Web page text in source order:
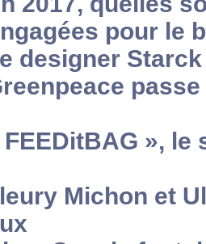
pour le
designer
FEEDitBAG », le
Michon et